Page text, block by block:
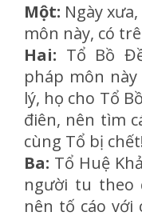
Một: Ngày
môn này, có
Hai: Tổ Bồ
pháp môn
lý, họ cho Tổ
điên, nên tìm
cùng Tổ bị chết!
Ba: Tổ Huệ
người tu theo
nên tố cáo với